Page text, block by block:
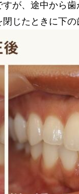
が、途中から
じたときに下